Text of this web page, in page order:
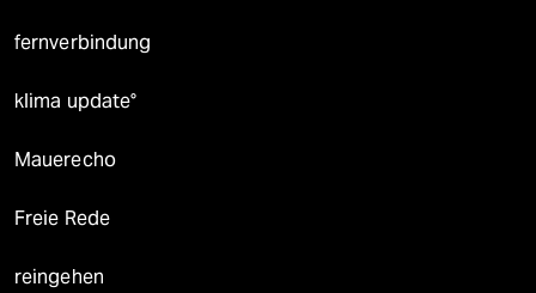
fernverbindung
klima update°
Mauerecho
Freie Rede
reingehen